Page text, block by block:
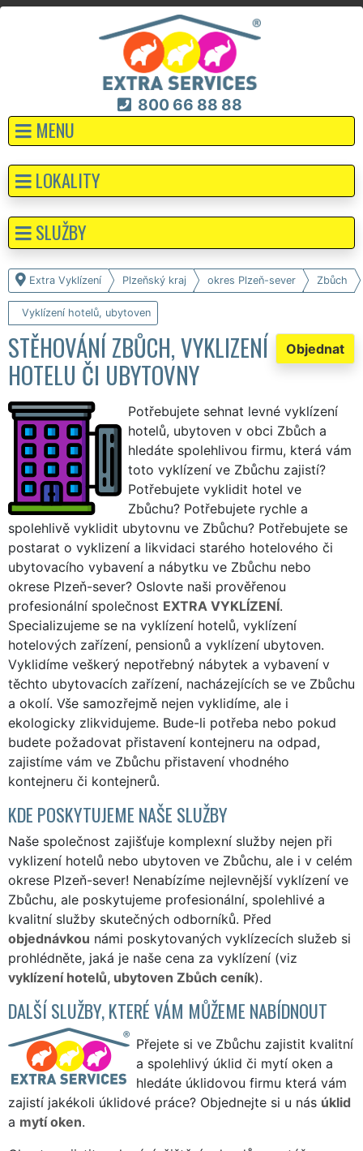
800 66 88 88
MENU
Extra Vyklízení Plzeňský kraj okres Plzeň-sever Zbůch
Vyklízení hotelů, ubytoven
Objednat
STĚHOVÁNÍ ZBŮCH, VYKLIZENÍ
HOTELU ČI UBYTOVNY
Potřebujete sehnat levné vyklízení
hotelů, ubytoven v obci Zbůch a
hledáte spolehlivou firmu, která vám
toto vyklízení ve Zbůchu zajistí?
Potřebujete vyklidit hotel ve
Zbůchu? Potřebujete rychle a
spolehlivě vyklidit ubytovnu ve Zbůchu? Potřebujete se
postarat o vyklizení a likvidaci starého hotelového či
ubytovacího vybavení a nábytku ve Zbůchu nebo
okrese Plzeň-sever? Oslovte naši prověřenou
profesionální společnost EXTRA VYKLÍZENÍ.
Specializujeme se na vyklízení hotelů, vyklízení
hotelových zařízení, pensionů a vyklízení ubytoven.
Vyklidíme veškerý nepotřebný nábytek a vybavení v
těchto ubytovacích zařízení, nacházejících se ve Zbůchu
a okolí. Vše samozřejmě nejen vyklidíme, ale i
ekologicky zlikvidujeme. Bude-li potřeba nebo pokud
budete požadovat přistavení kontejneru na odpad,
zajistíme vám ve Zbůchu přistavení vhodného
kontejneru či kontejnerů.
KDE POSKYTUJEME NAŠE SLUŽBY
Naše společnost zajišťuje komplexní služby nejen při
vyklizení hotelů nebo ubytoven ve Zbůchu, ale i v celém
okrese Plzeň-sever! Nenabízíme nejlevnější vyklízení ve
Zbůchu, ale poskytujeme profesionální, spolehlivé a
kvalitní služby skutečných odborníků. Před
objednávkou námi poskytovaných vyklízecích služeb si
prohlédněte, jaká je naše cena za vyklízení (viz
vyklízení hotelů, ubytoven Zbůch ceník).
DALŠÍ SLUŽBY, KTERÉ VÁM MŮŽEME NABÍDNOUT
Přejete si ve Zbůchu zajistit kvalitní
a spolehlivý úklid či mytí oken a
hledáte úklidovou firmu která vám
zajistí jakékoli úklidové práce? Objednejte si u nás úklid
a mytí oken.
LOKALITY
SLUŽBY